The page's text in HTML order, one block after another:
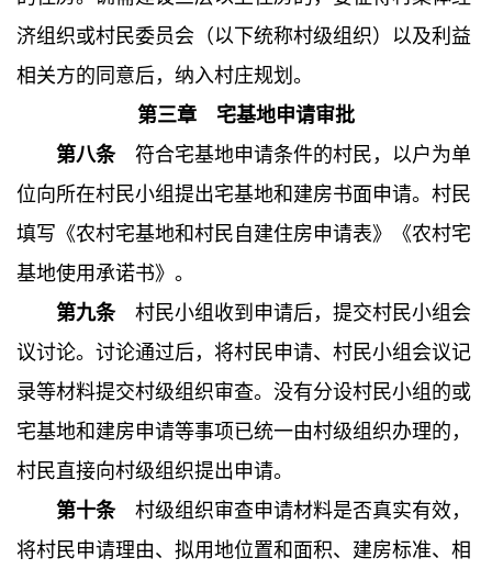
济组织或村民委员会（以下统称村级组织）以及利益
相关方的同意后，纳入村庄规划。
第三章 宅基地申请审批
第八条符合宅基地申请条件的村民，以户为单
位向所在村民小组提出宅基地和建房书面申请。村民
填写《农村宅基地和村民自建住房申请表》《农村宅
基地使用承诺书》。
第九条村民小组收到申请后，提交村民小组会
议讨论。讨论通过后，将村民申请、村民小组会议记
录等材料提交村级组织审查。没有分设村民小组的或
宅基地和建房申请等事项已统一由村级组织办理的，
村民直接向村级组织提出申请。
第十条村级组织审查申请材料是否真实有效，
将村民申请理由、拟用地位置和面积、建房标准、相